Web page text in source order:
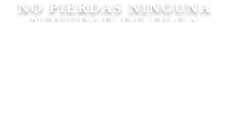
NO PIERDAS NINGUNA
NOVEDAD DE OLGA